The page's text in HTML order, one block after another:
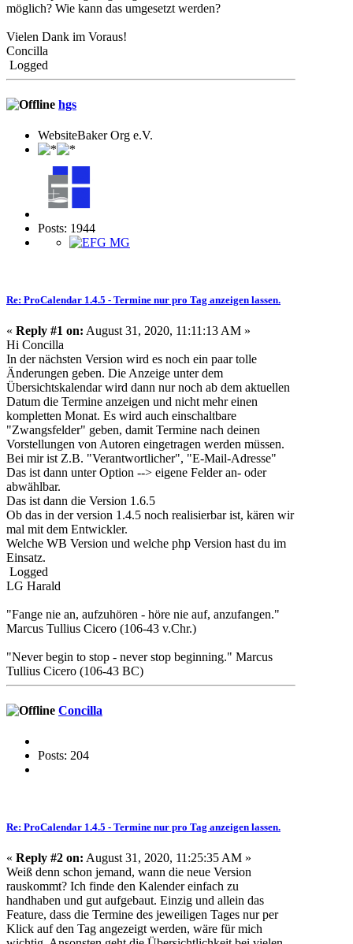
möglich? Wie kann das umgesetzt werden?
Vielen Dank im Voraus!
Concilla
Logged
hgs
WebsiteBaker Org e.V.
Posts: 1944
Re: ProCalendar 1.4.5 - Termine nur pro Tag anzeigen lassen.
« Reply #1 on: August 31, 2020, 11:11:13 AM »
Hi Concilla
In der nächsten Version wird es noch ein paar tolle
Änderungen geben. Die Anzeige unter dem
Übersichtskalendar wird dann nur noch ab dem aktuellen
Datum die Termine anzeigen und nicht mehr einen
kompletten Monat. Es wird auch einschaltbare
"Zwangsfelder" geben, damit Termine nach deinen
Vorstellungen von Autoren eingetragen werden müssen.
Bei mir ist Z.B. "Verantwortlicher", "E-Mail-Adresse"
Das ist dann unter Option --> eigene Felder an- oder
abwählbar.
Das ist dann die Version 1.6.5
Ob das in der version 1.4.5 noch realisierbar ist, kären wir
mal mit dem Entwickler.
Welche WB Version und welche php Version hast du im
Einsatz.
Logged
LG Harald
"Fange nie an, aufzuhören - höre nie auf, anzufangen."
Marcus Tullius Cicero (106-43 v.Chr.)
"Never begin to stop - never stop beginning." Marcus
Tullius Cicero (106-43 BC)
Concilla
Posts: 204
Re: ProCalendar 1.4.5 - Termine nur pro Tag anzeigen lassen.
« Reply #2 on: August 31, 2020, 11:25:35 AM »
Weiß denn schon jemand, wann die neue Version
rauskommt? Ich finde den Kalender einfach zu
handhaben und gut aufgebaut. Einzig und allein das
Feature, dass die Termine des jeweiligen Tages nur per
Klick auf den Tag angezeigt werden, wäre für mich